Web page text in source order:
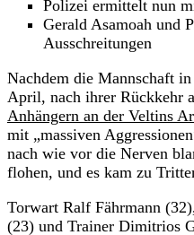
Polizei ermittelt nun
Gerald Asamoah und
Ausschreitungen
Nachdem die Mannschaft
April, nach ihrer Rückkehr
Anhängern an der Veltins
mit „massiven
nach wie vor die Nerven
flohen, und es kam zu
Torwart Ralf Fährmann
(23) und Trainer Dimitrios